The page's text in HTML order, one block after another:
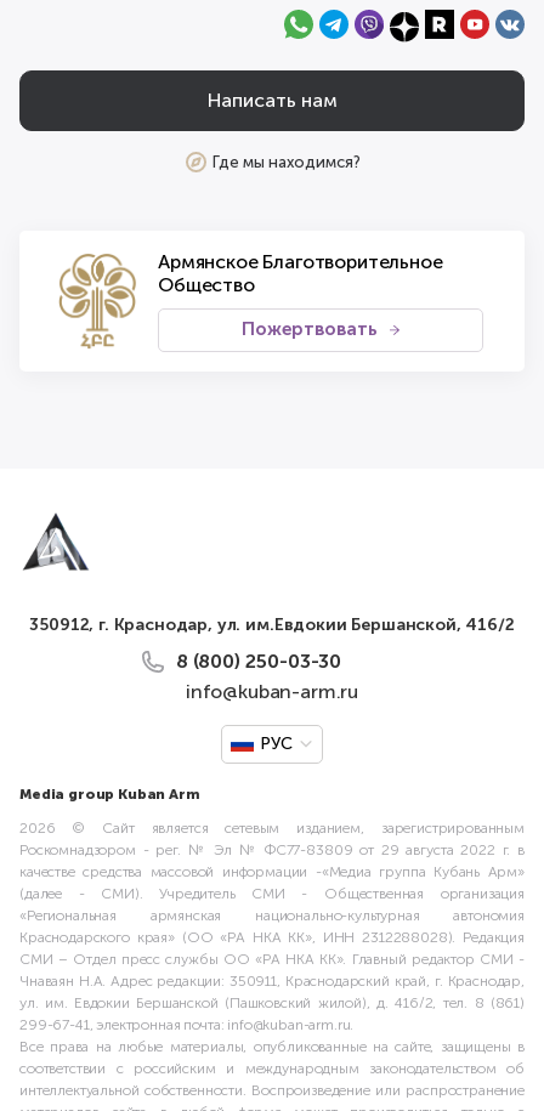
Написать нам
Где мы находимся?
Армянское Благотворительное
Общество
Пожертвовать
350912, г. Краснодар, ул. им.Евдокии Бершанской, 416/2
8 (800) 250-03-30
info@kuban-arm.ru
РУС
Media group Kuban Arm
2026 © Сайт является сетевым изданием, зарегистрированным
Роскомнадзором - рег. № Эл № ФС77-83809 от 29 августа 2022 г. в
качестве средства массовой информации -«Медиа группа Кубань Арм»
(далее - СМИ). Учредитель СМИ - Общественная организация
«Региональная армянская национально-культурная автономия
Краснодарского края» (ОО «РА НКА КК», ИНН 2312288028). Редакция
СМИ – Отдел пресс службы ОО «РА НКА КК». Главный редактор СМИ -
Чнаваян Н.А. Адрес редакции: 350911, Краснодарский край, г. Краснодар,
ул. им. Евдокии Бершанской (Пашковский жилой), д. 416/2, тел. 8 (861)
299-67-41, электронная почта: info@kuban-arm.ru.
Все права на любые материалы, опубликованные на сайте, защищены в
соответствии с российским и международным законодательством об
интеллектуальной собственности. Воспроизведение или распространение